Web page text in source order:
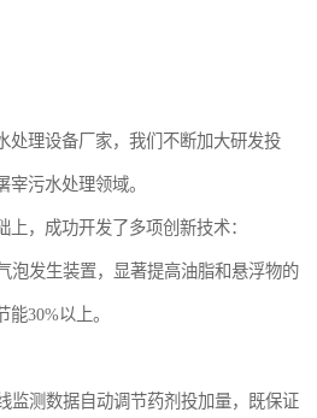
处理设备厂家，我们不断加大研发投
污水处理领域。
，成功开发了多项创新技术：
泡发生装置，显著提高油脂和悬浮物的
30%以上。
监测数据自动调节药剂投加量，既保证